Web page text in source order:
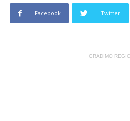
Facebook Twitter
GRADIMO